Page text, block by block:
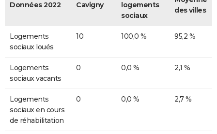
Données 2022 Cavigny
logements
sociaux
des villes
Logements
sociaux loués
10 100,0 % 95,2 %
Logements
sociaux vacants
0 0,0 % 2,1 %
Logements
sociaux en cours
de réhabilitation
0 0,0 % 2,7 %